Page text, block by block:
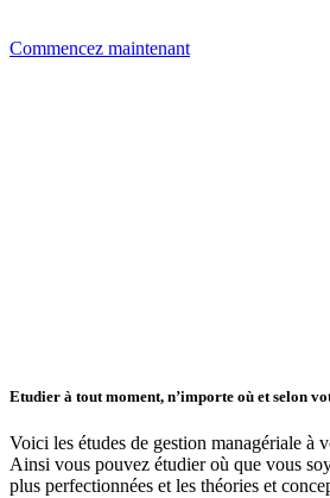
Commencez maintenant
Etudier à tout moment, n’importe où et selon
Voici les études de gestion managériale à
Ainsi vous pouvez étudier où que vous
plus perfectionnées et les théories et